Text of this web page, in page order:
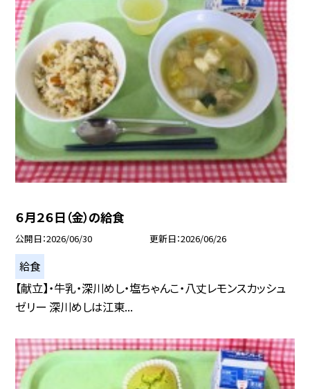
６月２６日（金）の給食
公開日 2026/06/30 更新日 2026/06/26
給食
【献立】・牛乳・深川めし・塩ちゃんこ・八丈レモンスカッシュ
ゼリー 深川めしは江東...